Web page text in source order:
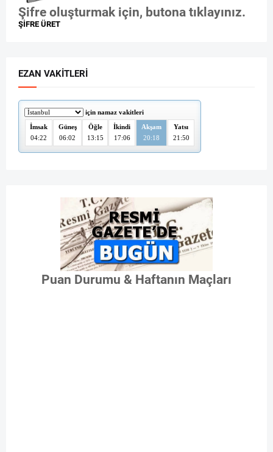
Şifre oluşturmak için, butona tıklayınız.
ŞİFRE ÜRET
EZAN VAKITLERI
Puan Durumu & Haftanın Maçları